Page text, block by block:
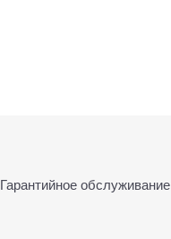
Гарантийное обслуживание